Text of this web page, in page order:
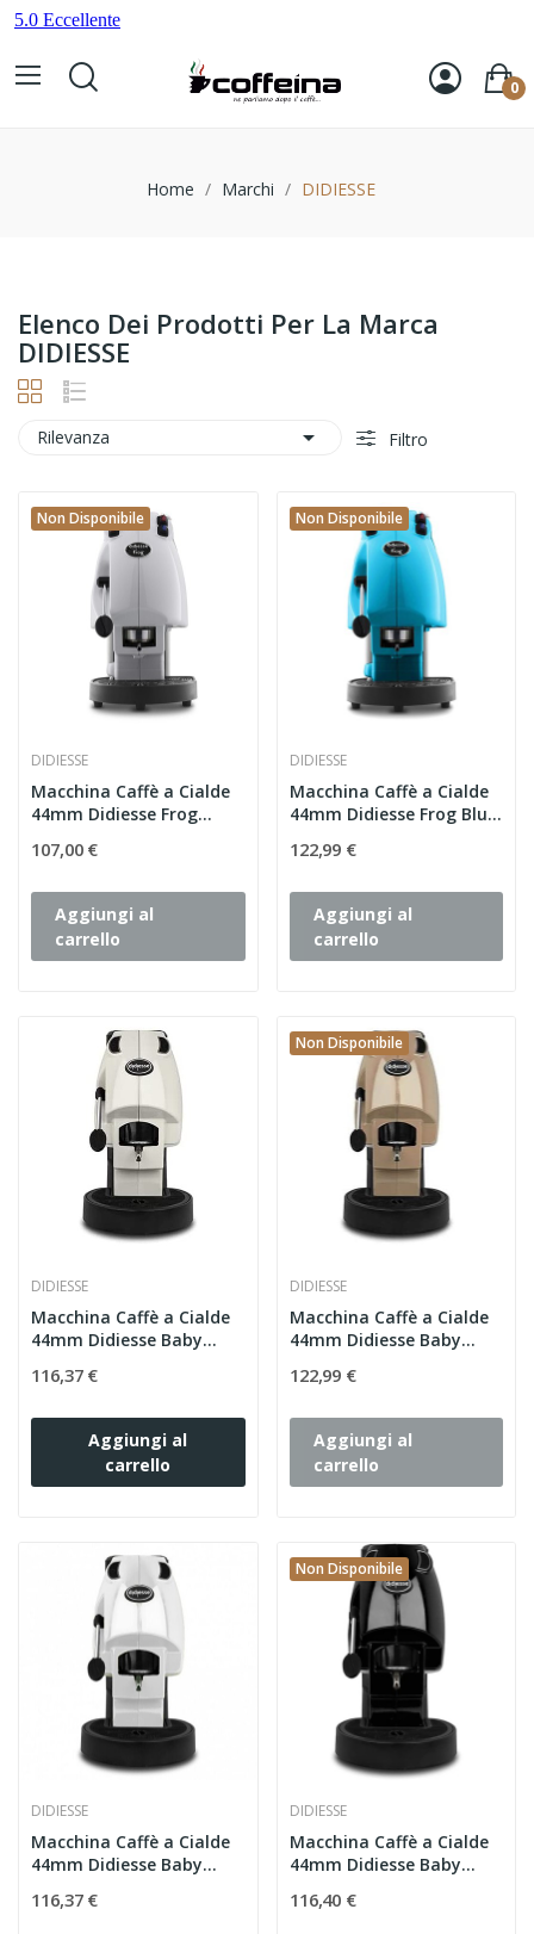
0
Home Marchi DIDIESSE
Elenco Dei Prodotti Per La Marca
DIDIESSE
Rilevanza  Filtro
Non Disponibile
DIDIESSE
Macchina Caffè a Cialde
44mm Didiesse Frog
107,00 €
Aggiungi al
carrello
Non Disponibile
DIDIESSE
Macchina Caffè a Cialde
44mm Didiesse Frog Blu...
122,99 €
Aggiungi al
carrello
DIDIESSE
Macchina Caffè a Cialde
44mm Didiesse Baby
116,37 €
Aggiungi al
carrello
Non Disponibile
DIDIESSE
Macchina Caffè a Cialde
44mm Didiesse Baby
122,99 €
Aggiungi al
carrello
DIDIESSE
Macchina Caffè a Cialde
44mm Didiesse Baby
116,37 €
Non Disponibile
DIDIESSE
Macchina Caffè a Cialde
44mm Didiesse Baby
116,40 €